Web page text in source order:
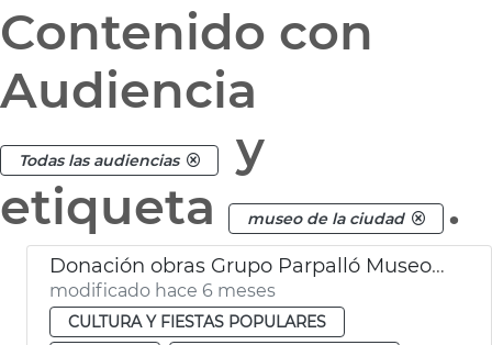
Contenido con
Audiencia
Todas las audiencias
y
etiqueta
museo de la ciudad .
Donación obras Grupo Parpalló Museo de la Ciudad València
modificado hace 6 meses
CULTURA Y FIESTAS POPULARES